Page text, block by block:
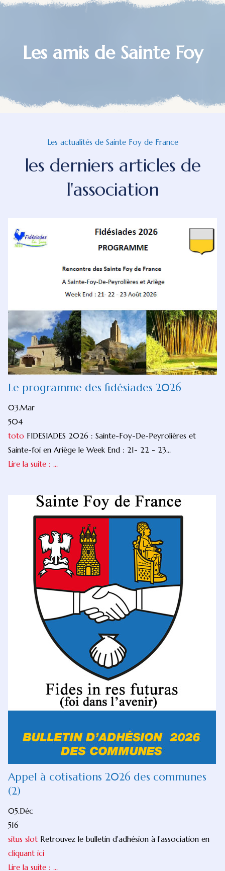
Les amis de Sainte Foy
Les actualités de Sainte Foy de France
les derniers articles de
l'association
Le programme des fidésiades 2026
03.Mar
504
toto FIDESIADES 2026 : Sainte-Foy-De-Peyrolières et
Sainte-foi en Ariège le Week End : 21- 22 - 23...
Lire la suite : ...
Appel à cotisations 2026 des communes
(2)
05.Déc
516
situs slot Retrouvez le bulletin d'adhésion à l'association en
cliquant ici
Lire la suite : ...